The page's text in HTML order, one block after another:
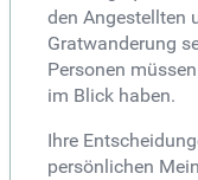
den Angestellten
Gratwanderung
Personen
im Blick haben.
Ihre
persönlichen